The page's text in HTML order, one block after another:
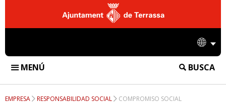
Ajuntament
de
Terrassa
MENÚ
BUSCA
EMPRESA RESPONSABILIDAD SOCIAL COMPROMISO SOCIAL